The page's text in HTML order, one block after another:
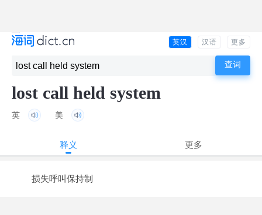
英汉 汉语 更多
lost call held system
英 美
释义 更多
损失呼叫保持制